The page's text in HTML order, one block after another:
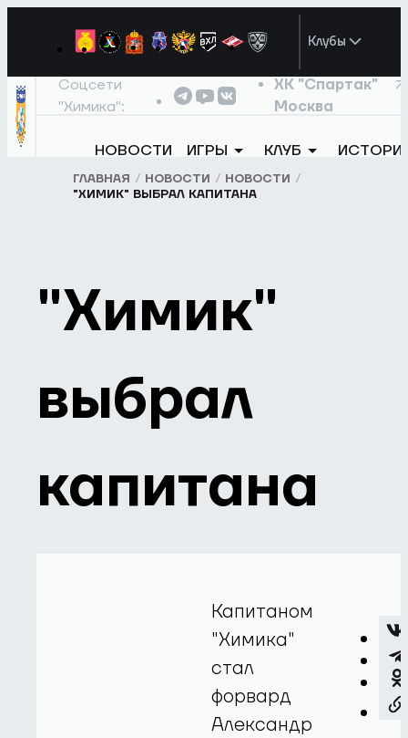
Клубы
Соцсети
"Химика":
ХК "Спартак"
Москва
НОВОСТИ ИГРЫ КЛУБ
ГЛАВНАЯ НОВОСТИ
НОВОСТИ
"ХИМИК" ВЫБРАЛ КАПИТАНА
"Химик"
выбрал
капитана
Капитаном
"Химика"
стал
форвард
Александр